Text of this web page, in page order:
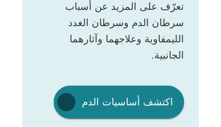
تعرّف على المزيد عن أسباب
سرطان الدم وسرطان الغدد
الليمفاوية وعلاجهما وآثارهما
الجانبية.
اكتشف أساسيات الدم
الرابط